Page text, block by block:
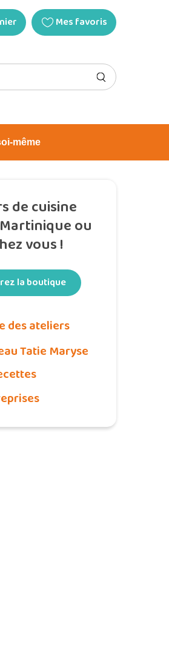
Mes favoris
même
de cuisine
ou
vous !
la boutique
des ateliers
Tatie Maryse